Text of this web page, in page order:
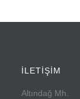
İLETİŞİM
Altındağ Mh.